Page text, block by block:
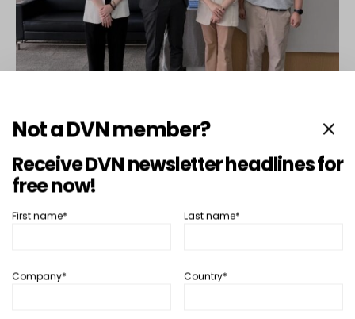
汽车内饰 深度新闻
DVN实地探访：安通林苏州工厂
16 7 月, 2026 Laurent Serezat
Not a DVN member?
Receive DVN newsletter headlines for
free now!
First name* Last name*
Company* Country*